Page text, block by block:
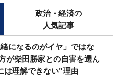
政治・経済の
人気記事
緒になるのがイヤ」ではな
が柴田勝家との自害を選ん
は理解できない"理由